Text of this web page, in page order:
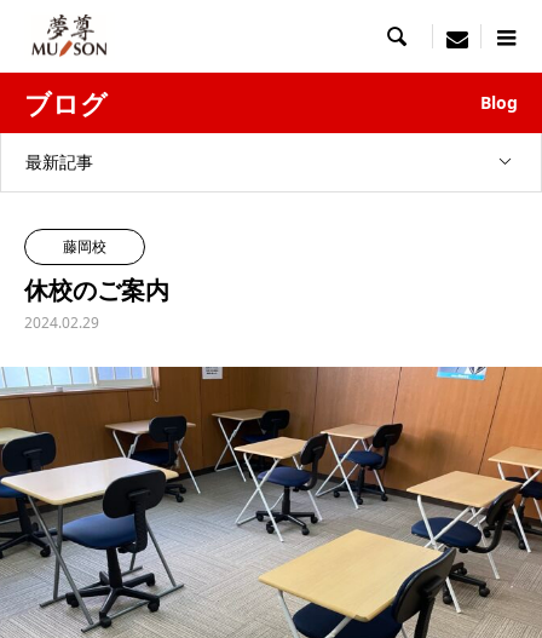
 menu
ブログ Blog
最新記事
藤岡校
休校のご案内
2024.02.29